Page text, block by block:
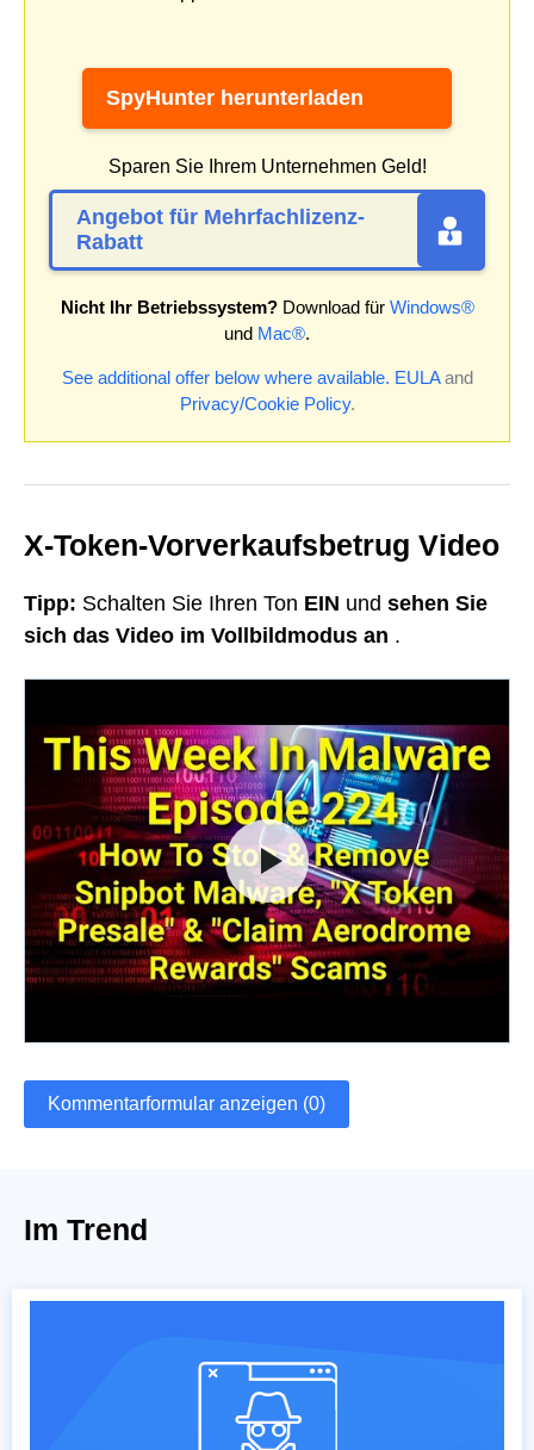
SpyHunter herunterladen
Sparen Sie Ihrem Unternehmen Geld!
Angebot für Mehrfachlizenz-
Rabatt
Nicht Ihr Betriebssystem?Download für Windows®
und Mac®.
See additional offer below where available. EULAand
Privacy/Cookie Policy.
X-Token-Vorverkaufsbetrug Video
Tipp: Schalten Sie Ihren Ton EIN und sehen Sie
sich das Video im Vollbildmodus an .
Kommentarformular anzeigen (0)
Im Trend